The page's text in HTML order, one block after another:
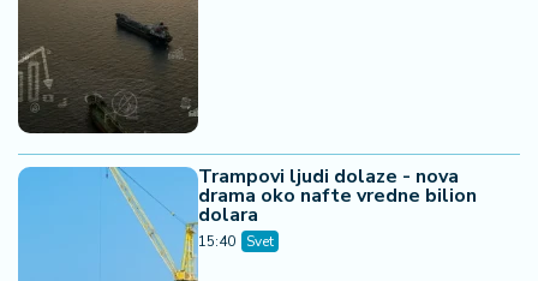
Trampovi ljudi dolaze - nova
drama oko nafte vredne bilion
dolara
15:40 Svet